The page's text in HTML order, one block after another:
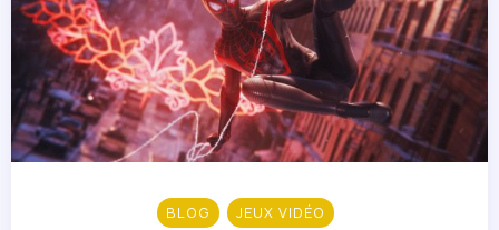
BLOG JEUX VIDÉO